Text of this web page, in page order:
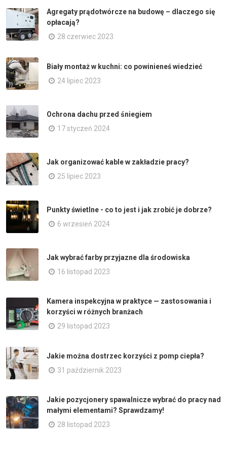
Agregaty prądotwórcze na budowę – dlaczego się
opłacają?
28 czerwiec 2023
Biały montaż w kuchni: co powinieneś wiedzieć
24 lipiec 2023
Ochrona dachu przed śniegiem
17 styczeń 2024
Jak organizować kable w zakładzie pracy?
25 lipiec 2023
Punkty świetlne - co to jest i jak zrobić je dobrze?
6 wrzesień 2024
Jak wybrać farby przyjazne dla środowiska
16 listopad 2023
Kamera inspekcyjna w praktyce — zastosowania i
korzyści w różnych branżach
29 listopad 2023
Jakie można dostrzec korzyści z pomp ciepła?
31 październik 2023
Jakie pozycjonery spawalnicze wybrać do pracy nad
małymi elementami? Sprawdzamy!
28 listopad 2023